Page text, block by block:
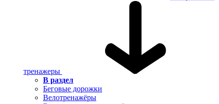
тренажеры
В раздел
Беговые дорожки
Велотренажёры